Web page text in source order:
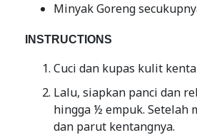
Minyak Goreng
INSTRUCTIONS
Cuci dan kupas kulit
Lalu, siapkan panci dan
hingga ½ empuk. Setelah
dan parut kentangnya.